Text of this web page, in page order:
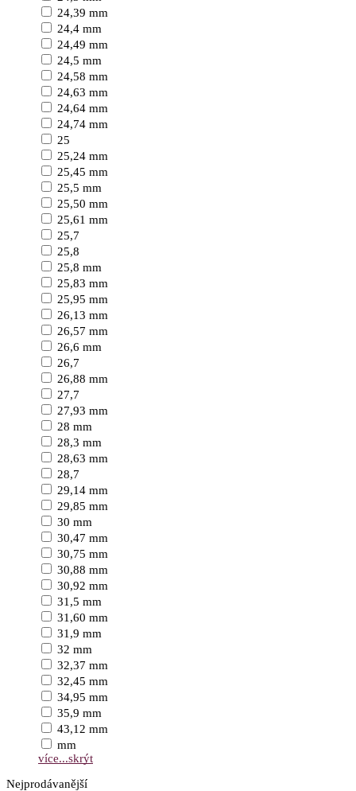
24,39 mm
24,4 mm
24,49 mm
24,5 mm
24,58 mm
24,63 mm
24,64 mm
24,74 mm
25
25,24 mm
25,45 mm
25,5 mm
25,50 mm
25,61 mm
25,7
25,8
25,8 mm
25,83 mm
25,95 mm
26,13 mm
26,57 mm
26,6 mm
26,7
26,88 mm
27,7
27,93 mm
28 mm
28,3 mm
28,63 mm
28,7
29,14 mm
29,85 mm
30 mm
30,47 mm
30,75 mm
30,88 mm
30,92 mm
31,5 mm
31,60 mm
31,9 mm
32 mm
32,37 mm
32,45 mm
34,95 mm
35,9 mm
43,12 mm
mm
více...skrýt
Nejprodávanější